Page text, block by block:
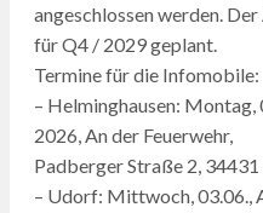
angeschlossen werden.
für Q4 / 2029 geplant.
Termine für die Infomobile:
– Helminghausen: Montag,
2026, An der Feuerwehr,
Padberger Straße 2,
– Udorf: Mittwoch, 03.06.,